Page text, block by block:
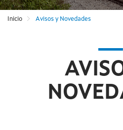
Inicio Avisos y Novedades